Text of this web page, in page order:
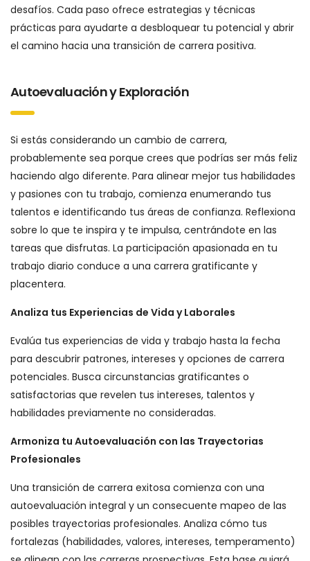
desafíos. Cada paso ofrece estrategias y técnicas
prácticas para ayudarte a desbloquear tu potencial y abrir
el camino hacia una transición de carrera positiva.
Autoevaluación y Exploración
Si estás considerando un cambio de carrera,
probablemente sea porque crees que podrías ser más feliz
haciendo algo diferente. Para alinear mejor tus habilidades
y pasiones con tu trabajo, comienza enumerando tus
talentos e identificando tus áreas de confianza. Reflexiona
sobre lo que te inspira y te impulsa, centrándote en las
tareas que disfrutas. La participación apasionada en tu
trabajo diario conduce a una carrera gratificante y
placentera.
Analiza tus Experiencias de Vida y Laborales
Evalúa tus experiencias de vida y trabajo hasta la fecha
para descubrir patrones, intereses y opciones de carrera
potenciales. Busca circunstancias gratificantes o
satisfactorias que revelen tus intereses, talentos y
habilidades previamente no consideradas.
Armoniza tu Autoevaluación con las Trayectorias
Profesionales
Una transición de carrera exitosa comienza con una
autoevaluación integral y un consecuente mapeo de las
posibles trayectorias profesionales. Analiza cómo tus
fortalezas (habilidades, valores, intereses, temperamento)